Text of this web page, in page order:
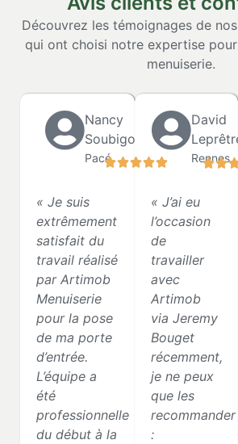
Découvrez les témoignages de
qui ont choisi notre expertise
menuiserie.
Nancy
Soubigou
Pacé
« Je suis
extrêmement
satisfait du
travail réalisé
par Artimob
Menuiserie
pour la pose
de ma porte
d’entrée.
L’équipe a
été
professionnelle
du début à la
David
Leprêtre
Rennes
« J’ai eu
l’occasion
de
travailler
avec
Artimob
via Jeremy
Bouget
récemment,
je ne peux
que les
recommander
: